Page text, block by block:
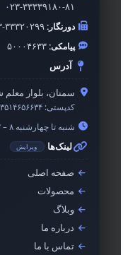
۰۲۳-۳۳۳۳۹۱۸۰-۸۱
دورنگار:۰۲۳-
پیامکی:۵۰۰۰۴۶۳۳
آدرس
سمنان، بلوار
کدپستی: ۳۵۱۴۶۵۶۶۳۴
شنبه تا چهارشنبه ۸ – ۱۷
لینک‌ها ویرایش
صفحه اصلی
محصولات
وبلاگ
درباره ما
تماس با ما